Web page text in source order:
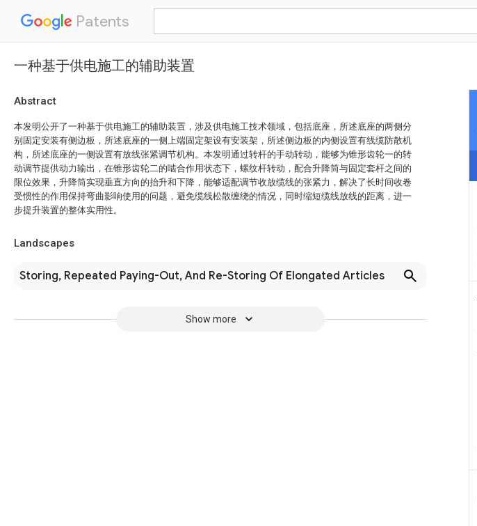
Patents
一种基于供电施工的辅助装置
Abstract
本发明公开了一种基于供电施工的辅助装置，涉及供电施工技术领域，包括底座，所述底座的两侧分
别固定安装有侧边板，所述底座的一侧上端固定架设有安装架，所述侧边板的内侧设置有线缆防散机
构，所述底座的一侧设置有放线张紧调节机构。本发明通过转杆的手动转动，能够为锥形齿轮一的转
动调节提供动力输出，在锥形齿轮二的啮合作用状态下，螺纹杆转动，配合升降筒与固定套杆之间的
限位效果，升降筒实现垂直方向的抬升和下降，能够适配调节收放缆线的张紧力，解决了长时间收卷
受惯性的作用保持弯曲影响使用的问题，避免缆线松散缠绕的情况，同时缩短缆线放线的距离，进一
步提升装置的整体实用性。
Landscapes
Storing, Repeated Paying-Out, And Re-Storing Of Elongated Articles
Show more